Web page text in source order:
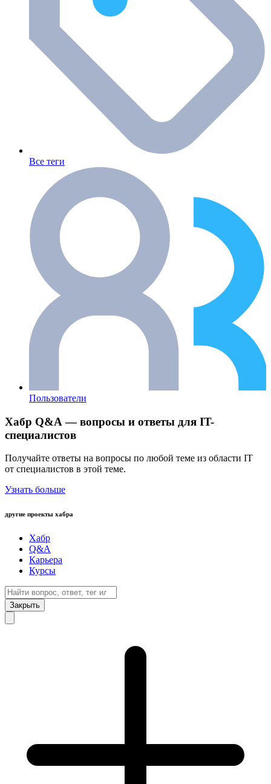
Все теги
Пользователи
Хабр Q&A — вопросы и ответы для IT-
специалистов
Получайте ответы на вопросы по любой теме из области IT
от специалистов в этой теме.
Узнать больше
другие проекты хабра
Хабр
Q&A
Карьера
Курсы
Закрыть